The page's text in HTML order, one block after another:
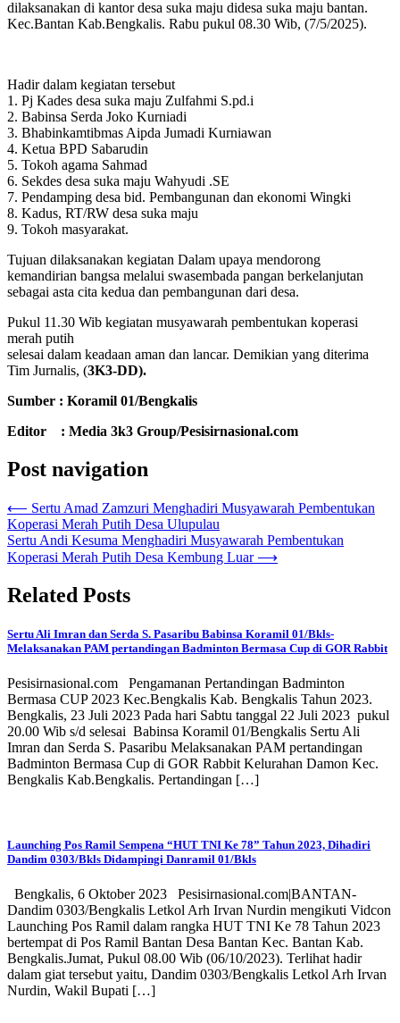
dilaksanakan di kantor desa suka maju didesa suka maju bantan.
Kec.Bantan Kab.Bengkalis. Rabu pukul 08.30 Wib, (7/5/2025).
Hadir dalam kegiatan tersebut
1. Pj Kades desa suka maju Zulfahmi S.pd.i
2. Babinsa Serda Joko Kurniadi
3. Bhabinkamtibmas Aipda Jumadi Kurniawan
4. Ketua BPD Sabarudin
5. Tokoh agama Sahmad
6. Sekdes desa suka maju Wahyudi .SE
7. Pendamping desa bid. Pembangunan dan ekonomi Wingki
8. Kadus, RT/RW desa suka maju
9. Tokoh masyarakat.
Tujuan dilaksanakan kegiatan Dalam upaya mendorong
kemandirian bangsa melalui swasembada pangan berkelanjutan
sebagai asta cita kedua dan pembangunan dari desa.
Pukul 11.30 Wib kegiatan musyawarah pembentukan koperasi
merah putih
selesai dalam keadaan aman dan lancar. Demikian yang diterima
Tim Jurnalis, (3K3-DD).
Sumber : Koramil 01/Bengkalis
Editor : Media 3k3 Group/Pesisirnasional.com
Post navigation
⟵ Sertu Amad Zamzuri Menghadiri Musyawarah Pembentukan
Koperasi Merah Putih Desa Ulupulau
Sertu Andi Kesuma Menghadiri Musyawarah Pembentukan
Koperasi Merah Putih Desa Kembung Luar ⟶
Related Posts
Sertu Ali Imran dan Serda S. Pasaribu Babinsa Koramil 01/Bkls-
Melaksanakan PAM pertandingan Badminton Bermasa Cup di GOR Rabbit
Pesisirnasional.com Pengamanan Pertandingan Badminton
Bermasa CUP 2023 Kec.Bengkalis Kab. Bengkalis Tahun 2023.
Bengkalis, 23 Juli 2023 Pada hari Sabtu tanggal 22 Juli 2023 pukul
20.00 Wib s/d selesai Babinsa Koramil 01/Bengkalis Sertu Ali
Imran dan Serda S. Pasaribu Melaksanakan PAM pertandingan
Badminton Bermasa Cup di GOR Rabbit Kelurahan Damon Kec.
Bengkalis Kab.Bengkalis. Pertandingan […]
Launching Pos Ramil Sempena “HUT TNI Ke 78” Tahun 2023, Dihadiri
Dandim 0303/Bkls Didampingi Danramil 01/Bkls
Bengkalis, 6 Oktober 2023 Pesisirnasional.com|BANTAN-
Dandim 0303/Bengkalis Letkol Arh Irvan Nurdin mengikuti Vidcon
Launching Pos Ramil dalam rangka HUT TNI Ke 78 Tahun 2023
bertempat di Pos Ramil Bantan Desa Bantan Kec. Bantan Kab.
Bengkalis.Jumat, Pukul 08.00 Wib (06/10/2023). Terlihat hadir
dalam giat tersebut yaitu, Dandim 0303/Bengkalis Letkol Arh Irvan
Nurdin, Wakil Bupati […]